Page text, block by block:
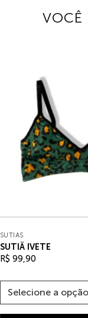
VOCÊ
SUTIÃS
SUTIÃ IVETE
R$ 99,90